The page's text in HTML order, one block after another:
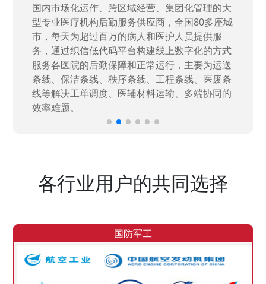
国家“一五”期间156个重点项目之一。属于国家
高新技术企业，在信息化升级建设中，存在大
量“小、散、碎”的信息化需求，需要投入大量人
力资源进行开发，通过引入织信低代码平台，解
决当下遇到的各类业务难题，提升整体的IT研发
效率。
各行业用户的共同选择
国防军工